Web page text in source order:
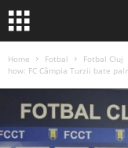
Home Fotbal Fotbal Cluj
how: FC Câmpia Turzii bate